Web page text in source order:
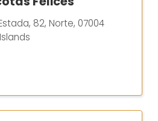
82, Norte, 07004